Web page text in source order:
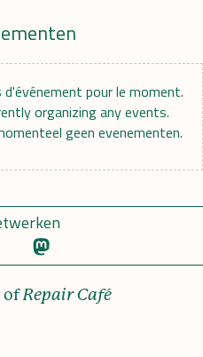
d'événement pour le moment.
organizing any events.
geen evenementen.
ofRepair Café